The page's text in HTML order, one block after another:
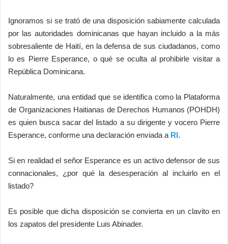
Ignoramos si se trató de una disposición sabiamente calculada
por las autoridades dominicanas que hayan incluido a la más
sobresaliente de Haití, en la defensa de sus ciudadanos, como
lo es Pierre Esperance, o qué se oculta al prohibirle visitar a
República Dominicana.
Naturalmente, una entidad que se identifica como la Plataforma
de Organizaciones Haitianas de Derechos Humanos (POHDH)
es quien busca sacar del listado a su dirigente y vocero Pierre
Esperance, conforme una declaración enviada a RI.
Si en realidad el señor Esperance es un activo defensor de sus
connacionales, ¿por qué la desesperación al incluirlo en el
listado?
Es posible que dicha disposición se convierta en un clavito en
los zapatos del presidente Luis Abinader.